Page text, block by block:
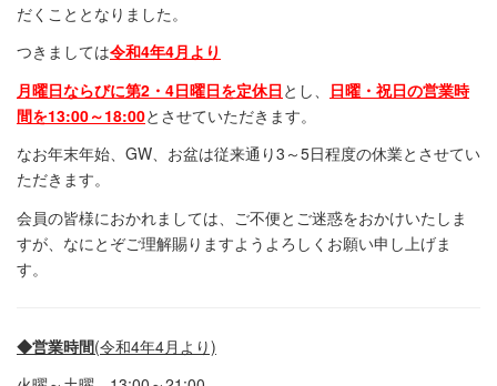
だくこととなりました。
つきましては令和4年4月より
月曜日ならびに第2・4日曜日を定休日とし、 日曜・祝日の営業時
間を13:00～18:00とさせていただきます。
なお年末年始、GW、お盆は従来通り3～5日程度の休業とさせてい
ただきます。
会員の皆様におかれましては、ご不便とご迷惑をおかけいたしま
すが、なにとぞご理解賜りますようよろしくお願い申し上げま
す。
◆営業時間(令和4年4月より)